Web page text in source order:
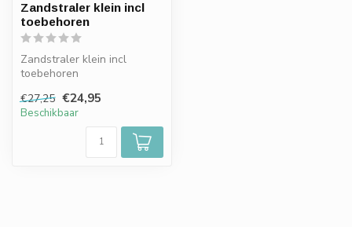
Zandstraler klein incl
toebehoren
Zandstraler klein incl
toebehoren
€27,25 €24,95
Beschikbaar